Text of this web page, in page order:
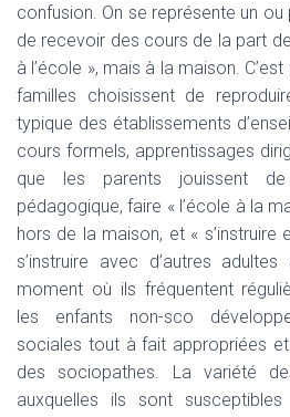
confusion. On se représente un ou
de recevoir des cours de la part
à l’école », mais à la maison.
familles choisissent de
typique des établissements
cours formels, apprentissages
que les parents jouissent
pédagogique, faire « l’école à la
hors de la maison, et « s’instruire
s’instruire avec d’autres
moment où ils fréquentent
les enfants non-sco
sociales tout à fait appropriées
des sociopathes. La variété
auxquelles ils sont